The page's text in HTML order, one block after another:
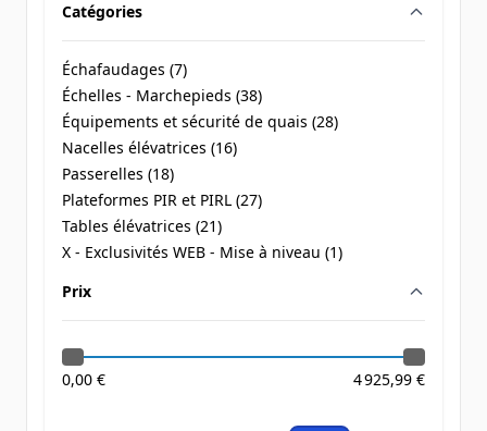
Catégories
Échafaudages (7
products available)
Échelles - Marchepieds (38
products available
)
Équipements et sécurité de quais (28
products available
)
Nacelles élévatrices (16
products available
)
Passerelles (18
products available
)
Plateformes PIR et PIRL (27
products available
)
Tables élévatrices (21
products available
)
X - Exclusivités WEB - Mise à niveau (1
products available
)
Prix
0,00 € 4 925,99 €